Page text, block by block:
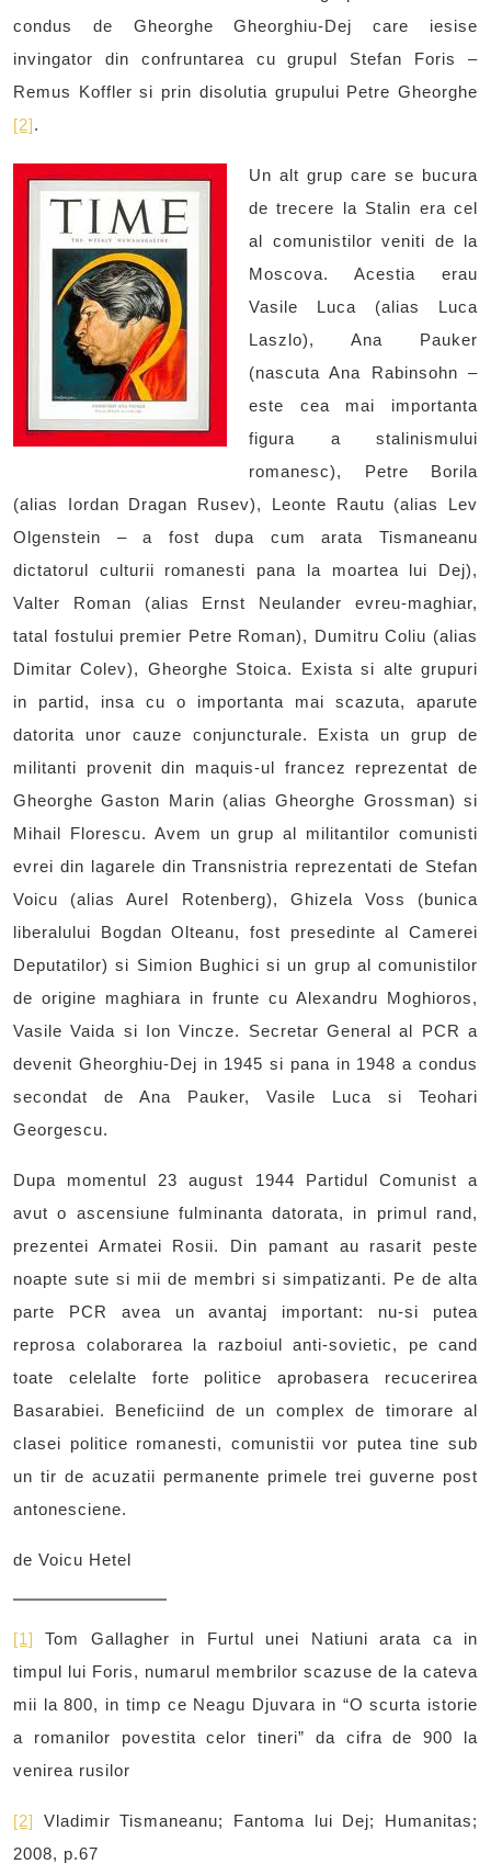
condus de Gheorghe Gheorghiu-Dej care iesise
invingator din confruntarea cu grupul Stefan Foris –
Remus Koffler si prin disolutia grupului Petre Gheorghe
[2].
Un alt grup care se bucura
de trecere la Stalin era cel
al comunistilor veniti de la
Moscova. Acestia erau
Vasile Luca (alias Luca
Laszlo), Ana Pauker
(nascuta Ana Rabinsohn –
este cea mai importanta
figura a stalinismului
romanesc), Petre Borila
(alias Iordan Dragan Rusev), Leonte Rautu (alias Lev
Olgenstein – a fost dupa cum arata Tismaneanu
dictatorul culturii romanesti pana la moartea lui Dej),
Valter Roman (alias Ernst Neulander evreu-maghiar,
tatal fostului premier Petre Roman), Dumitru Coliu (alias
Dimitar Colev), Gheorghe Stoica. Exista si alte grupuri
in partid, insa cu o importanta mai scazuta, aparute
datorita unor cauze conjuncturale. Exista un grup de
militanti provenit din maquis-ul francez reprezentat de
Gheorghe Gaston Marin (alias Gheorghe Grossman) si
Mihail Florescu. Avem un grup al militantilor comunisti
evrei din lagarele din Transnistria reprezentati de Stefan
Voicu (alias Aurel Rotenberg), Ghizela Voss (bunica
liberalului Bogdan Olteanu, fost presedinte al Camerei
Deputatilor) si Simion Bughici si un grup al comunistilor
de origine maghiara in frunte cu Alexandru Moghioros,
Vasile Vaida si Ion Vincze. Secretar General al PCR a
devenit Gheorghiu-Dej in 1945 si pana in 1948 a condus
secondat de Ana Pauker, Vasile Luca si Teohari
Georgescu.
Dupa momentul 23 august 1944 Partidul Comunist a
avut o ascensiune fulminanta datorata, in primul rand,
prezentei Armatei Rosii. Din pamant au rasarit peste
noapte sute si mii de membri si simpatizanti. Pe de alta
parte PCR avea un avantaj important: nu-si putea
reprosa colaborarea la razboiul anti-sovietic, pe cand
toate celelalte forte politice aprobasera recucerirea
Basarabiei. Beneficiind de un complex de timorare al
clasei politice romanesti, comunistii vor putea tine sub
un tir de acuzatii permanente primele trei guverne post
antonesciene.
de Voicu Hetel
[1]
Tom Gallagher in Furtul unei Natiuni arata ca in
timpul lui Foris, numarul membrilor scazuse de la cateva
mii la 800, in timp ce Neagu Djuvara in “O scurta istorie
a romanilor povestita celor tineri” da cifra de 900 la
venirea rusilor
[2]
Vladimir Tismaneanu; Fantoma lui Dej; Humanitas;
2008, p.67